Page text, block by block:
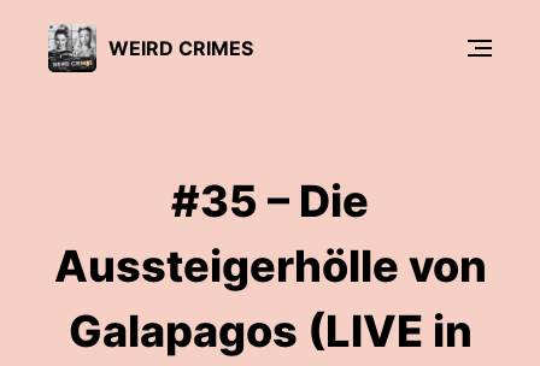
WEIRD CRIMES
#35 – Die
Aussteigerhölle von
Galapagos (LIVE in